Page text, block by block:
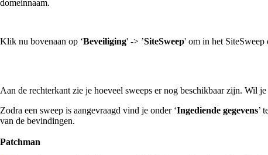
domeinnaam.
Klik nu bovenaan op ‘Beveiliging' -> ’SiteSweep' om in het SiteSweep
Aan de rechterkant zie je hoeveel sweeps er nog beschikbaar zijn. Wil
Zodra een sweep is aangevraagd vind je onder ‘Ingediende gegevens’
van de bevindingen.
Patchman